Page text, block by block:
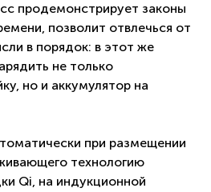
продемонстрирует законы
позволит отвлечься от
в порядок: в этот же
не только
но и аккумулятор на
при размещении
технологию
Qi, на индукционной